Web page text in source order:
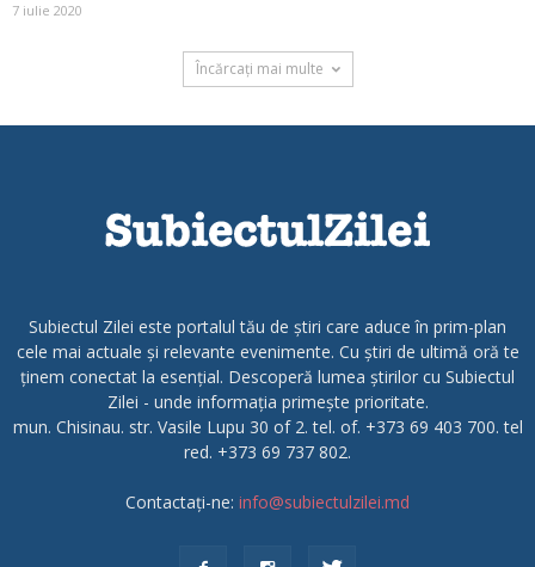
7 iulie 2020
Încărcați mai multe
Subiectul Zilei este portalul tău de știri care aduce în prim-plan
cele mai actuale și relevante evenimente. Cu știri de ultimă oră te
ținem conectat la esențial. Descoperă lumea știrilor cu Subiectul
Zilei - unde informația primește prioritate.
mun. Chisinau. str. Vasile Lupu 30 of 2. tel. of. +373 69 403 700. tel
red. +373 69 737 802.
Contactați-ne: info@subiectulzilei.md